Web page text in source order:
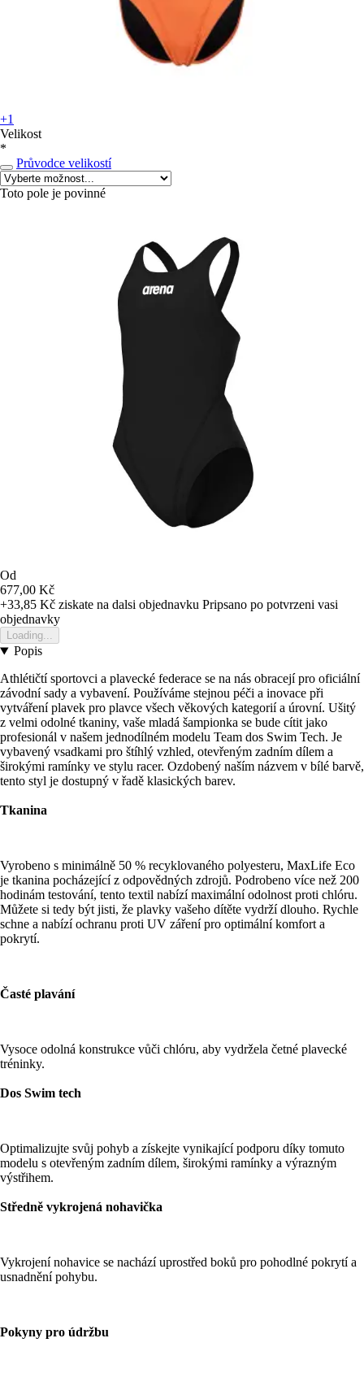
+1
Velikost
*
Průvodce velikostí
Toto pole je povinné
Od
677,00 Kč
+33,85 Kč ziskate na dalsi objednavku Pripsano po potvrzeni vasi
objednavky
Loading...
Popis
Athlétičtí sportovci a plavecké federace se na nás obracejí pro oficiální
závodní sady a vybavení. Používáme stejnou péči a inovace při
vytváření plavek pro plavce všech věkových kategorií a úrovní. Ušitý
z velmi odolné tkaniny, vaše mladá šampionka se bude cítit jako
profesionál v našem jednodílném modelu Team dos Swim Tech. Je
vybavený vsadkami pro štíhlý vzhled, otevřeným zadním dílem a
širokými ramínky ve stylu racer. Ozdobený naším názvem v bílé barvě,
tento styl je dostupný v řadě klasických barev.
Tkanina
Vyrobeno s minimálně 50 % recyklovaného polyesteru, MaxLife Eco
je tkanina pocházející z odpovědných zdrojů. Podrobeno více než 200
hodinám testování, tento textil nabízí maximální odolnost proti chlóru.
Můžete si tedy být jisti, že plavky vašeho dítěte vydrží dlouho. Rychle
schne a nabízí ochranu proti UV záření pro optimální komfort a
pokrytí.
Časté plavání
Vysoce odolná konstrukce vůči chlóru, aby vydržela četné plavecké
tréninky.
Dos Swim tech
Optimalizujte svůj pohyb a získejte vynikající podporu díky tomuto
modelu s otevřeným zadním dílem, širokými ramínky a výrazným
výstřihem.
Středně vykrojená nohavička
Vykrojení nohavice se nachází uprostřed boků pro pohodlné pokrytí a
usnadnění pohybu.
Pokyny pro údržbu